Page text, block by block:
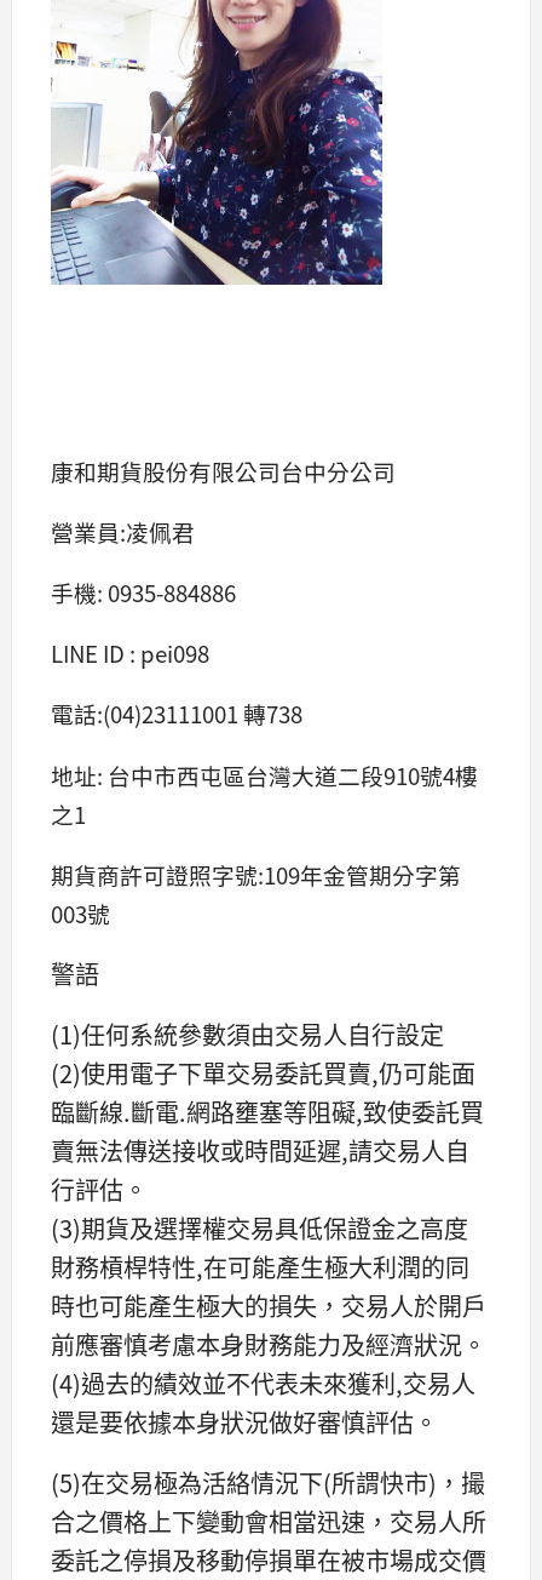
康和期貨股份有限公司台中分公司
營業員:凌佩君
手機: 0935-884886
LINE ID : pei098
電話:(04)23111001 轉738
地址: 台中市西屯區台灣大道二段910號4樓
之1
期貨商許可證照字號:109年金管期分字第
003號
警語
(1)任何系統參數須由交易人自行設定
(2)使用電子下單交易委託買賣,仍可能面
臨斷線.斷電.網路壅塞等阻礙,致使委託買
賣無法傳送接收或時間延遲,請交易人自
行評估。
(3)期貨及選擇權交易具低保證金之高度
財務槓桿特性,在可能產生極大利潤的同
時也可能產生極大的損失，交易人於開戶
前應審慎考慮本身財務能力及經濟狀況。
(4)過去的績效並不代表未來獲利,交易人
還是要依據本身狀況做好審慎評估。
(5)在交易極為活絡情況下(所謂快市)，撮
合之價格上下變動會相當迅速，交易人所
委託之停損及移動停損單在被市場成交價